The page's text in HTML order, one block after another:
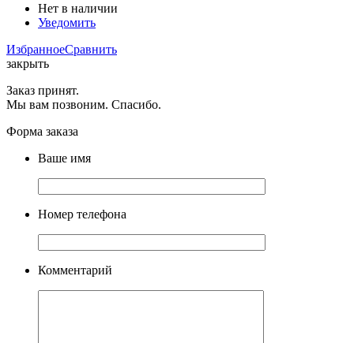
Нет в наличии
Уведомить
ИзбранноеСравнить
закрыть
Заказ принят.
Мы вам позвоним. Спасибо.
Форма заказа
Ваше имя
Номер телефона
Комментарий